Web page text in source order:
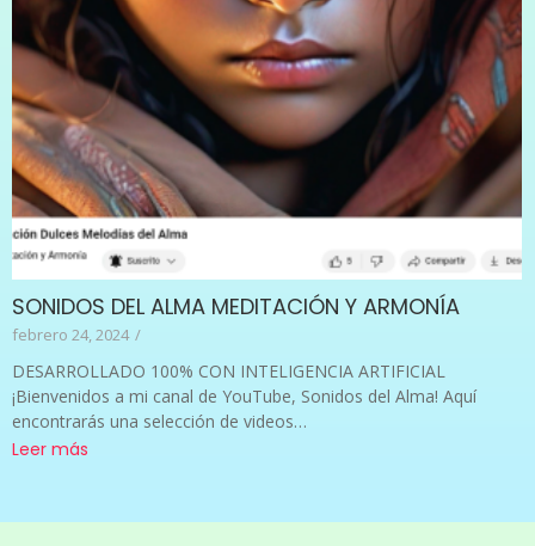
SONIDOS DEL ALMA MEDITACIÓN Y ARMONÍA
febrero 24, 2024 /
DESARROLLADO 100% CON INTELIGENCIA ARTIFICIAL
¡Bienvenidos a mi canal de YouTube, Sonidos del Alma! Aquí
encontrarás una selección de videos…
Leer más